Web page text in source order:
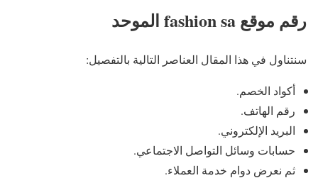
رقم موقع fashion sa الموحد
سنتناول في هذا المقال العناصر التالية بالتفصيل:
أكواد الخصم.
رقم الهاتف.
البريد الإلكتروني.
حسابات وسائل التواصل الاجتماعي.
ثم نعرض دوام خدمة العملاء.